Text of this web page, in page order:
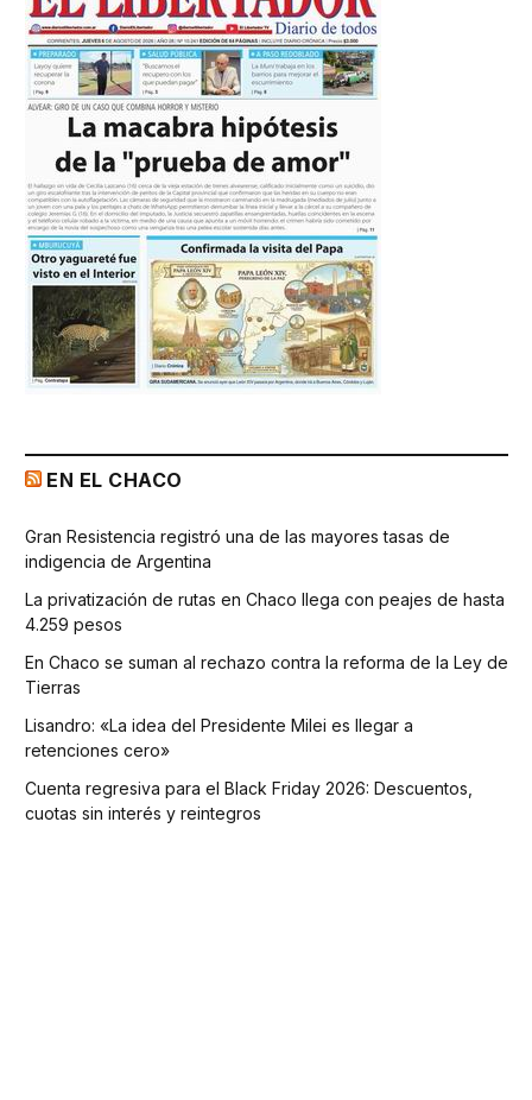
EN EL CHACO
Gran Resistencia registró una de las mayores tasas de
indigencia de Argentina
La privatización de rutas en Chaco llega con peajes de hasta
4.259 pesos
En Chaco se suman al rechazo contra la reforma de la Ley de
Tierras
Lisandro: «La idea del Presidente Milei es llegar a
retenciones cero»
Cuenta regresiva para el Black Friday 2026: Descuentos,
cuotas sin interés y reintegros